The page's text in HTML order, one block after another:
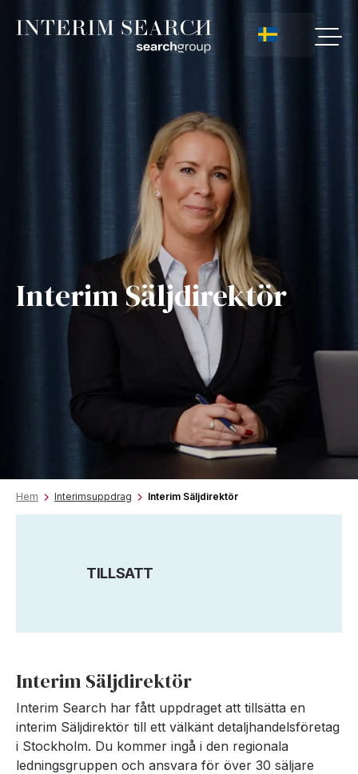
Interim Säljdirektör
Hem Interimsuppdrag Interim Säljdirektör
TILLSATT
Interim Säljdirektör
Interim Search har fått uppdraget att tillsätta en
interim Säljdirektör till ett välkänt detaljhandelsföretag
i Stockholm. Du kommer ingå i den regionala
ledningsgruppen och ansvara för över 30 säljare